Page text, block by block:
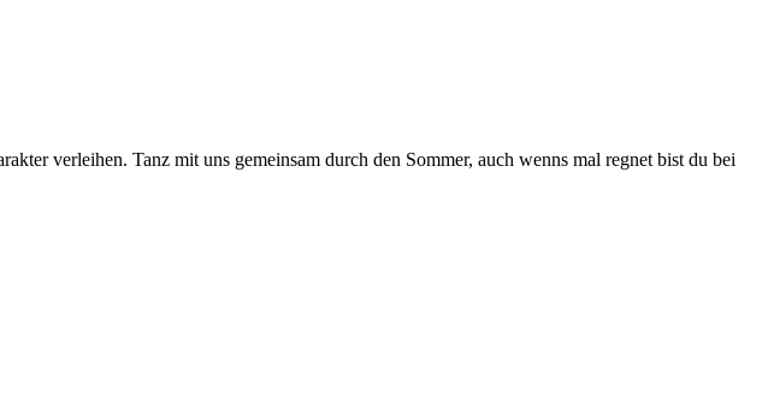
verleihen. Tanz mit uns gemeinsam durch den Sommer, auch wenns mal regnet bist du bei